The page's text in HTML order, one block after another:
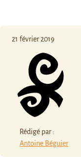
21 février 2019
Rédigé par :
Antoine Béguier